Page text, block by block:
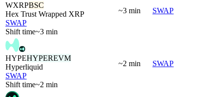
WXRPBSC
Hex Trust Wrapped XRP
SWAP
Shift time~3 min
~3 min SWAP
HYPEHYPEREVM
Hyperliquid
SWAP
Shift time~2 min
~2 min SWAP